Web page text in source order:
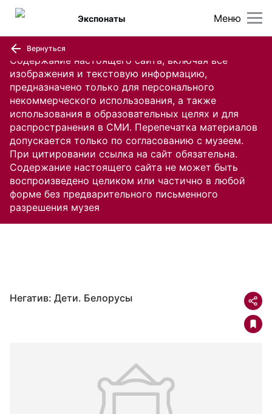
Содержание настоящего сайта, включая все
изображения и текстовую информацию,
предназначено только для персонального
некоммерческого использования, а также
использования в образовательных целях и для
распространения в СМИ. Перепечатка материалов
допускается только по согласованию с музеем.
При цитировании ссылка на сайт обязательна.
Содержание настоящего сайта не может быть
воспроизведено целиком или частично в любой
форме без предварительного письменного
разрешения музея
Меню
Экспонаты
Вернуться
Негатив: Дети. Белорусы